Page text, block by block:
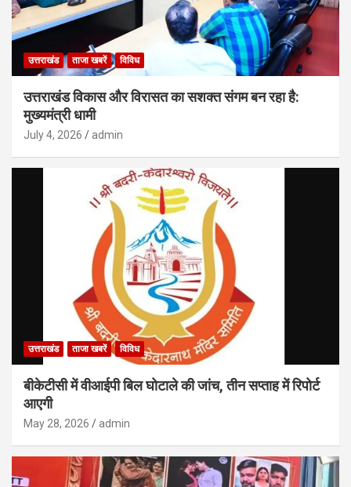
उत्तराखंड ताजा खबरें विविध
उत्तराखंड विकास और विरासत का सशक्त संगम बन रहा है:
मुख्यमंत्री धामी
July 4, 2026 admin
उत्तराखंड ताजा खबरें विविध
बीकेटीसी में वीआईपी बिल घोटाले की जांच, तीन सप्ताह में रिपोर्ट
आएगी
May 28, 2026 admin